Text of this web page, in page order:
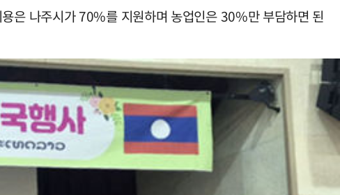
은 나주시가 70%를 지원하며 농업인은 30%만 부담하면 된